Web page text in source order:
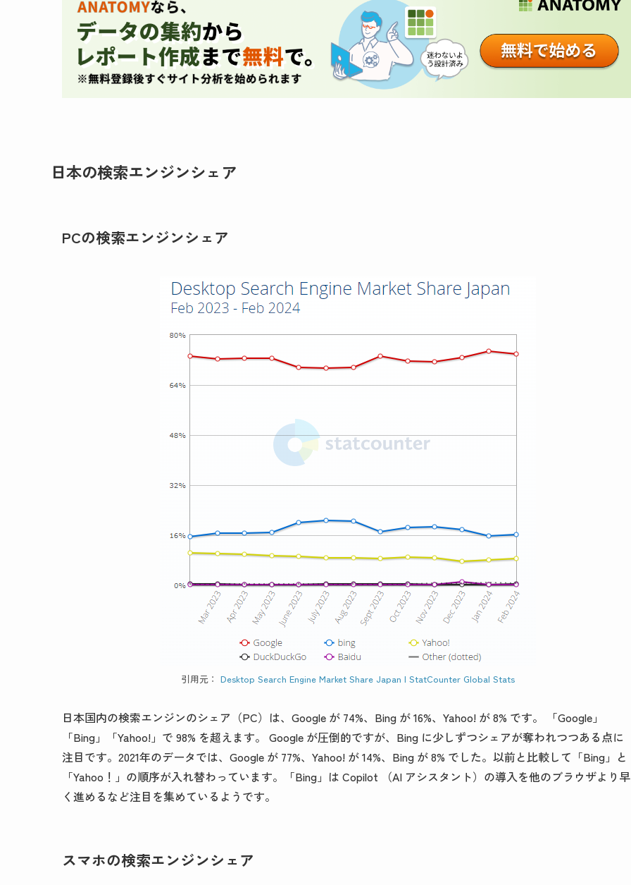
日本の検索エンジンシェア
PCの検索エンジンシェア
引用元： Desktop Search Engine Market Share Japan | StatCounter Global Stats
日本国内の検索エンジンのシェア（PC）は、Google が 74%、Bing が 16%、Yahoo! が 8% です。 「Google」
「Bing」「Yahoo!」で 98% を超えます。 Google が圧倒的ですが、Bing に少しずつシェアが奪われつつある点に
注目です。2021年のデータでは、Google が 77%、Yahoo! が 14%、Bing が 8% でした。以前と比較して「Bing」と
「Yahoo！」の順序が入れ替わっています。「Bing」は Copilot （AI アシスタント）の導入を他のブラウザより早
く進めるなど注目を集めているようです。
スマホの検索エンジンシェア